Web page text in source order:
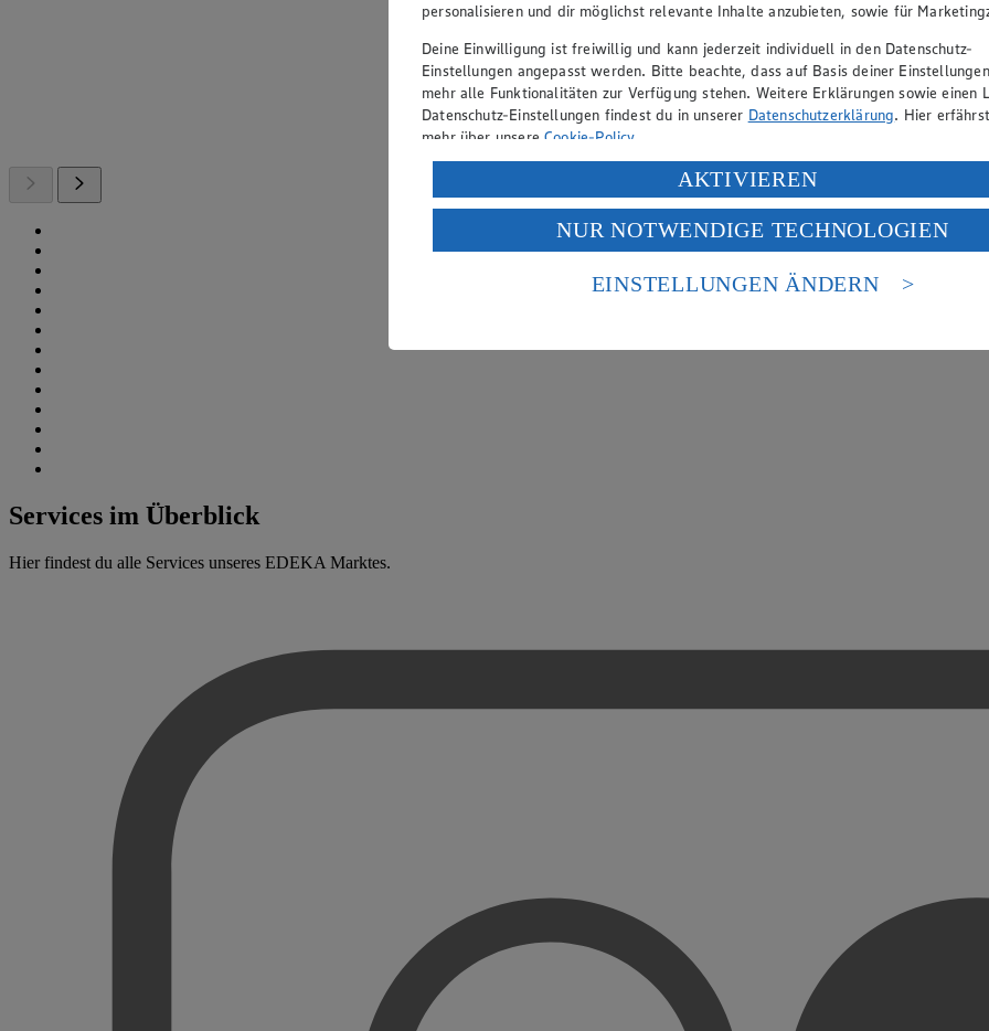
Services im Überblick
Hier findest du alle Services unseres EDEKA Marktes.
personalisieren und dir möglichst relevante Inhalte anzubieten, sowie für
Deine Einwilligung ist freiwillig und kann jederzeit individuell in den Datenschutz-
Einstellungen angepasst werden. Bitte beachte, dass auf Basis deiner
mehr alle Funktionalitäten zur Verfügung stehen. Weitere Erklärungen sowie einen
Datenschutz-Einstellungen findest du in unserer Datenschutzerklärung. Hier
mehr über unsereCookie-Policy.
Verarbeitung deiner personenbezogenen Daten in den USA durch Facebook und
Wenn du auf „Aktivieren“ klickst, willigst du im Sinne des Art. 49 Abs. 1 Satz 1 lit.
ein, dass deine Daten in den USA verarbeitet werden. Der EuGH sieht die USA als
einem nach europäischen Standards nicht angemessenen Datenschutzniveau an. Es
Risiko eines Zugriffs durch US-amerikanische Behörden.
AKTIVIEREN
NUR NOTWENDIGE TECHNOLOGIEN
EINSTELLUNGEN ÄNDERN